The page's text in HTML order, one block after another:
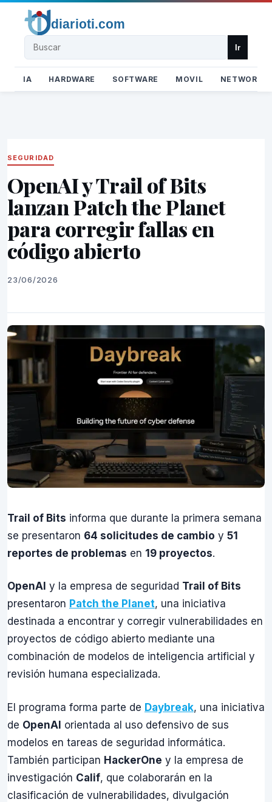
Buscar Ir
IA HARDWARE SOFTWARE MOVIL NETWORK
SEGURIDAD
OpenAI y Trail of Bits
lanzan Patch the Planet
para corregir fallas en
código abierto
23/06/2026
Trail of Bits informa que durante la primera semana
se presentaron 64 solicitudes de cambio y 51
reportes de problemas en 19 proyectos.
OpenAI y la empresa de seguridad Trail of Bits
presentaron Patch the Planet, una iniciativa
destinada a encontrar y corregir vulnerabilidades en
proyectos de código abierto mediante una
combinación de modelos de inteligencia artificial y
revisión humana especializada.
El programa forma parte de Daybreak, una iniciativa
de OpenAI orientada al uso defensivo de sus
modelos en tareas de seguridad informática.
También participan HackerOne y la empresa de
investigación Calif, que colaborarán en la
clasificación de vulnerabilidades, divulgación